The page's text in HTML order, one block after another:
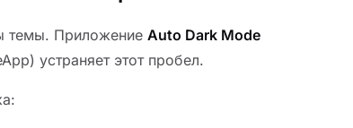
темы. Приложение Auto Dark Mode
устраняет этот пробел.